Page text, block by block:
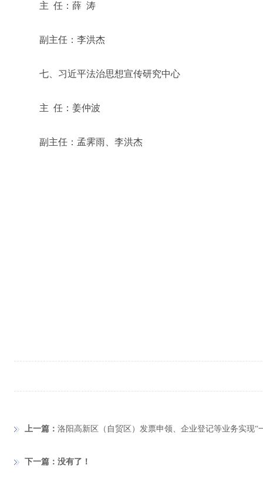
主 任：薛 涛
副主任：李洪杰
七、习近平法治思想宣传研究中心
主 任：姜仲波
副主任：孟霁雨、李洪杰
上一篇： 洛阳高新区（自贸区）发票申领、企业登记等业务实现“
下一篇：没有了！